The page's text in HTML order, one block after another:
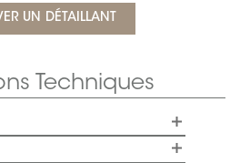
UN DÉTAILLANT
Techniques